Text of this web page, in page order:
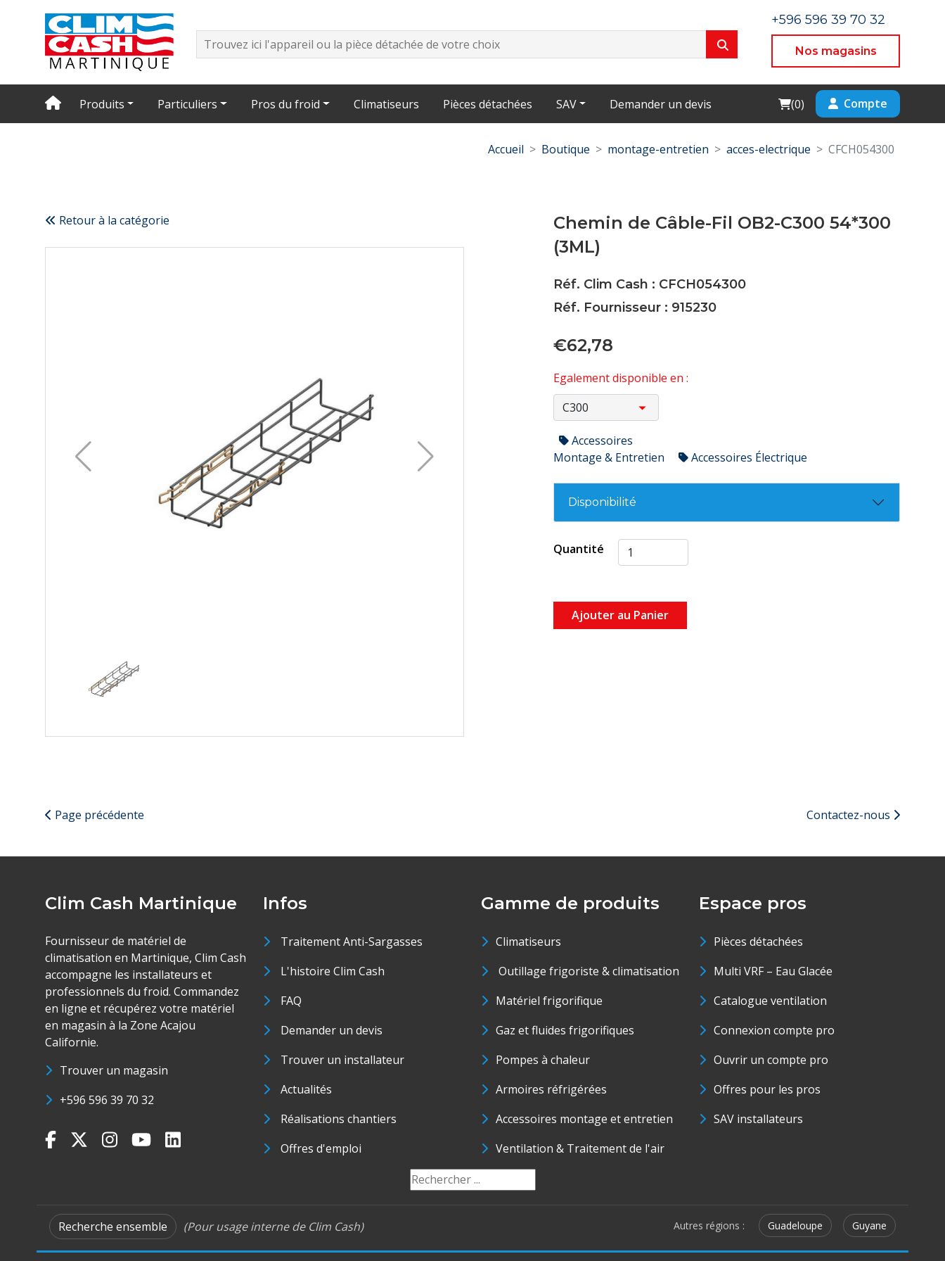
+596 596 39 70 32
Nos magasins
Produits Particuliers Pros du froid Climatiseurs Pièces détachées SAV Demander un devis Cart
(0) Compte
Accueil Boutique montage-entretien acces-electrique CFCH054300
Retour à la catégorie
Chemin de Câble-Fil OB2-C300 54*300
(3ML)
Réf. Clim Cash : CFCH054300
Réf. Fournisseur : 915230
€62,78
Egalement disponible en :
Accessoires
Montage & Entretien
Accessoires Électrique
Disponibilité
Quantité
Ajouter au Panier
Page précédente Contactez-nous
Clim Cash Martinique
Fournisseur de matériel de
climatisation en Martinique, Clim Cash
accompagne les installateurs et
professionnels du froid. Commandez
en ligne et récupérez votre matériel
en magasin à la Zone Acajou
Californie.
Trouver un magasin
+596 596 39 70 32
Infos
Traitement Anti-Sargasses
L'histoire Clim Cash
FAQ
Demander un devis
Trouver un installateur
Actualités
Réalisations chantiers
Offres d'emploi
Gamme de produits
Climatiseurs
Outillage frigoriste & climatisation
Matériel frigorifique
Gaz et fluides frigorifiques
Pompes à chaleur
Armoires réfrigérées
Accessoires montage et entretien
Ventilation & Traitement de l'air
Espace pros
Pièces détachées
Multi VRF – Eau Glacée
Catalogue ventilation
Connexion compte pro
Ouvrir un compte pro
Offres pour les pros
SAV installateurs
Recherche ensemble (Pour usage interne de Clim Cash) Autres régions : Guadeloupe Guyane